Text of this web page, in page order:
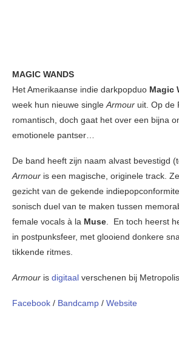
MAGIC WANDS
Het Amerikaanse indie darkpopduo Magic
week hun nieuwe singleArmour uit. Op de
romantisch, doch gaat het over een bijna
emotionele pantser…
De band heeft zijn naam alvast bevestigd
Armour is een magische, originele track.
gezicht van de gekende
sonisch duel van te maken tussen
female vocals à la Muse. En toch heerst
in postpunksfeer, met glooiend donkere
tikkende ritmes.
Armour is digitaal verschenen bij
Facebook / Bandcamp / Website